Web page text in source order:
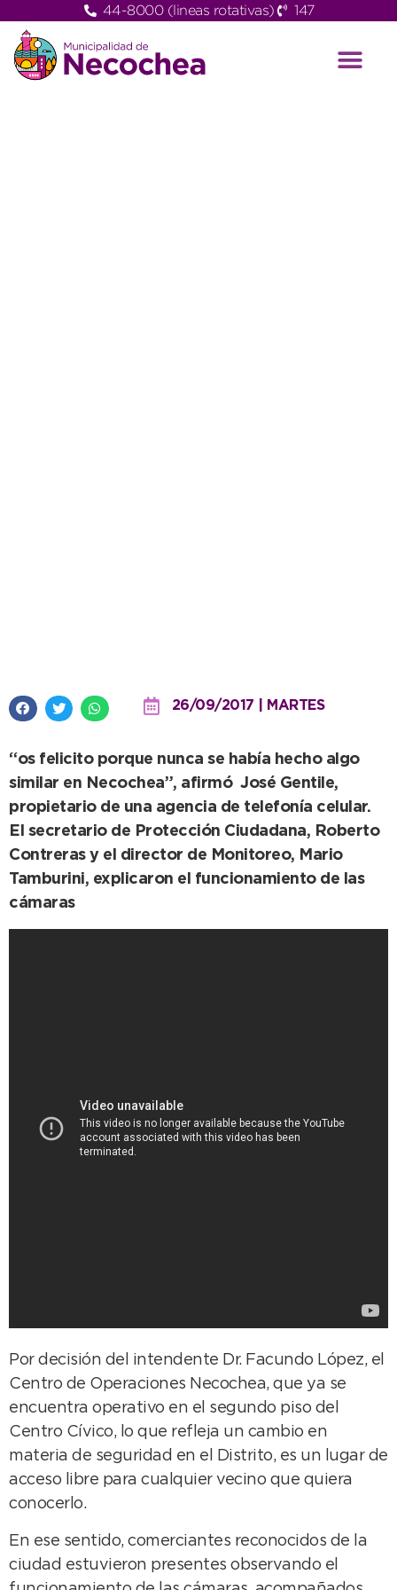
44-8000 (lineas rotativas) 147
26/09/2017 | MARTES
“os felicito porque nunca se había hecho algo
similar en Necochea”, afirmó José Gentile,
propietario de una agencia de telefonía celular.
El secretario de Protección Ciudadana, Roberto
Contreras y el director de Monitoreo, Mario
Tamburini, explicaron el funcionamiento de las
cámaras
Por decisión del intendente Dr. Facundo López, el
Centro de Operaciones Necochea, que ya se
encuentra operativo en el segundo piso del
Centro Cívico, lo que refleja un cambio en
materia de seguridad en el Distrito, es un lugar de
acceso libre para cualquier vecino que quiera
conocerlo.
En ese sentido, comerciantes reconocidos de la
ciudad estuvieron presentes observando el